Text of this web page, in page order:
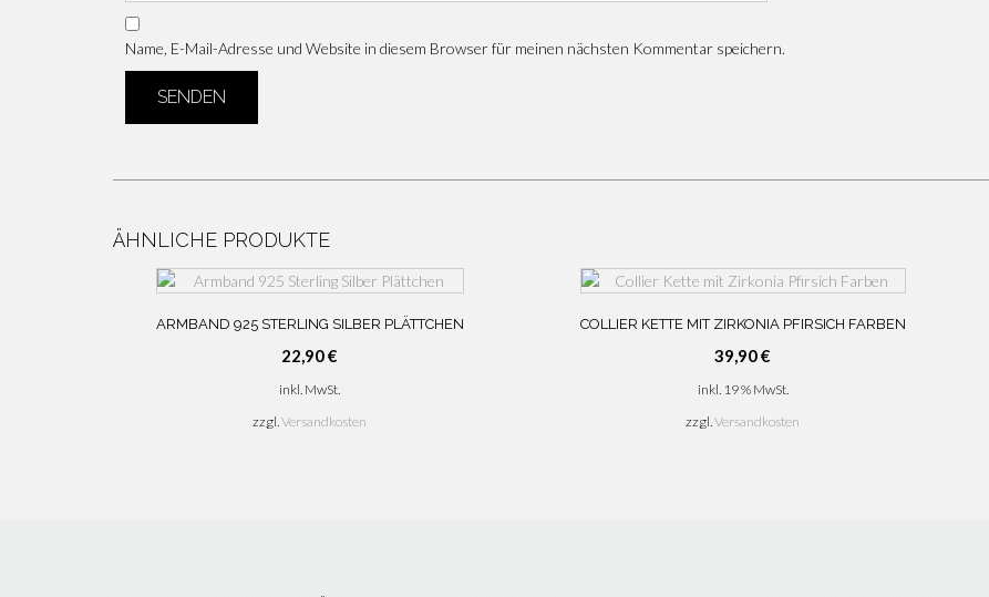
Name, E-Mail-Adresse und Website in diesem Browser für meinen nächsten Kommentar speichern.
ÄHNLICHE PRODUKTE
ARMBAND 925 STERLING SILBER PLÄTTCHEN
22,90€
inkl. MwSt.
zzgl.Versandkosten
COLLIER KETTE MIT ZIRKONIA PFIRSICH FARBEN
39,90€
inkl. 19 % MwSt.
zzgl.Versandkosten